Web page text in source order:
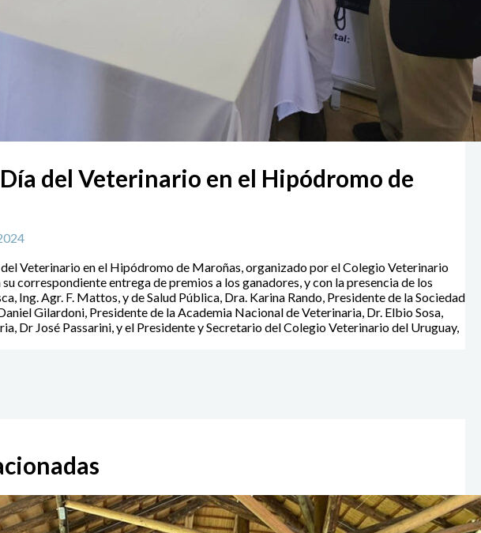
del Veterinario en el Hipódromo de
Veterinario en el Hipódromo de Maroñas, organizado por el Colegio Veterinario
correspondiente entrega de premios a los ganadores, y con la presencia de los
Ing. Agr. F. Mattos, y de Salud Pública, Dra. Karina Rando, Presidente de la Sociedad
Gilardoni, Presidente de la Academia Nacional de Veterinaria, Dr. Elbio Sosa,
Dr José Passarini, y el Presidente y Secretario del Colegio Veterinario del Uruguay,